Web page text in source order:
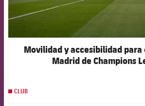
Movilidad y accesibilidad para
Madrid de Champions
CLUB